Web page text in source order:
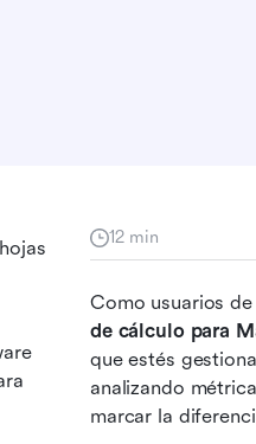
12 min
Como usuarios
de cálculo para
que estés
analizando
marcar la